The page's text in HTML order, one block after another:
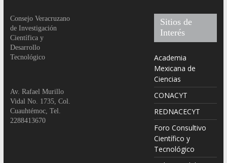
Consejo Veracruzano
de Investigación
Científica y
Desarrollo
Tecnológico
Av. Rafael Murillo
Vidal No. 1735, Col.
Cuauhtémoc, Tel.
2288413670
Sitios de
Interés
Academia
Mexicana de
Ciencias
CONACYT
REDNACECYT
Foro Consultivo
Científico y
Tecnológico